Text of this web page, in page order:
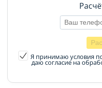
Я принимаю условия
даю согласие на